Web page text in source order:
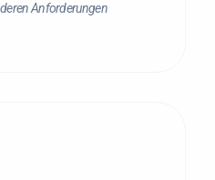
Anforderungen